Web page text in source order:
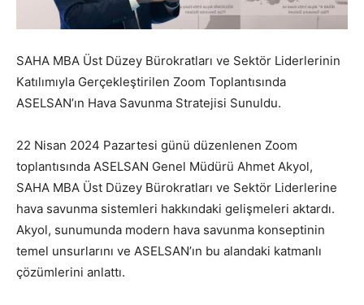
SAHA MBA Üst Düzey Bürokratları ve Sektör Liderlerinin
Katılımıyla Gerçekleştirilen Zoom Toplantısında
ASELSAN’ın Hava Savunma Stratejisi Sunuldu.
22 Nisan 2024 Pazartesi günü düzenlenen Zoom
toplantısında ASELSAN Genel Müdürü Ahmet Akyol,
SAHA MBA Üst Düzey Bürokratları ve Sektör Liderlerine
hava savunma sistemleri hakkındaki gelişmeleri aktardı.
Akyol, sunumunda modern hava savunma konseptinin
temel unsurlarını ve ASELSAN’ın bu alandaki katmanlı
çözümlerini anlattı.